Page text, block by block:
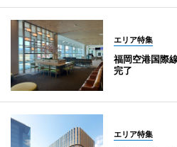
エリア特集
福岡空港国際
完了
エリア特集